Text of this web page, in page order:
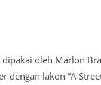
oleh Marlon
lakon “A